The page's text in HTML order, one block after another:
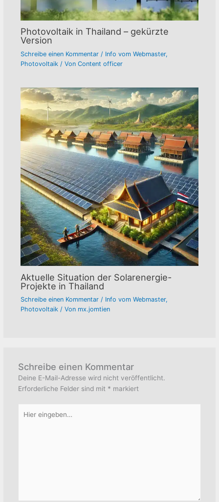
Photovoltaik in Thailand – gekürzte
Version
Schreibe einen Kommentar / Info vom Webmaster,
Photovoltaik/ Von Content officer
Aktuelle Situation der Solarenergie-
Projekte in Thailand
Schreibe einen Kommentar / Info vom Webmaster,
Photovoltaik/ Von mx.jomtien
Schreibe einen Kommentar
Deine E-Mail-Adresse wird nicht veröffentlicht.
Erforderliche Felder sind mit * markiert
eingeben…